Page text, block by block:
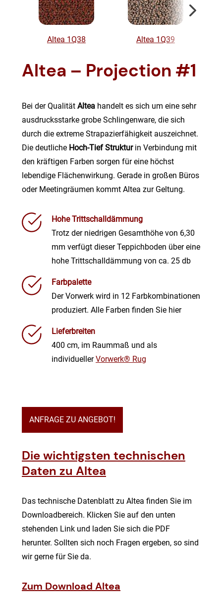
Altea 1Q38 Altea 1Q39
Altea – Projection #1
Bei der Qualität Altea handelt es sich um eine sehr
ausdrucksstarke grobe Schlingenware, die sich
durch die extreme Strapazierfähigkeit auszeichnet.
Die deutliche Hoch-Tief Strukturin Verbindung mit
den kräftigen Farben sorgen für eine höchst
lebendige Flächenwirkung. Gerade in großen Büros
oder Meetingräumen kommt Altea zur Geltung.
Hohe Trittschalldämmung
Trotz der niedrigen Gesamthöhe von 6,30
mm verfügt dieser Teppichboden über eine
hohe Trittschalldämmung von ca. 25 db
Farbpalette
Der Vorwerk wird in 12 Farbkombinationen
produziert. Alle Farben finden Sie hier
Lieferbreiten
400 cm, im Raummaß und als
individuellerVorwerk® Rug
ANFRAGE ZU ANGEBOT!
Die wichtigsten technischen
Daten zu Altea
Das technische Datenblatt zu Altea finden Sie im
Downloadbereich. Klicken Sie auf den unten
stehenden Link und laden Sie sich die PDF
herunter. Sollten sich noch Fragen ergeben, so sind
wir gerne für Sie da.
Zum Download Altea